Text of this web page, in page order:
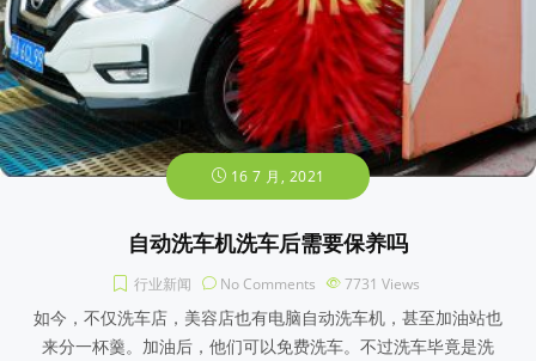
16 7 月, 2021
自动洗车机洗车后需要保养吗
行业新闻 No Comments 7731 Views
如今，不仅洗车店，美容店也有电脑自动洗车机，甚至加油站也
来分一杯羹。加油后，他们可以免费洗车。不过洗车毕竟是洗